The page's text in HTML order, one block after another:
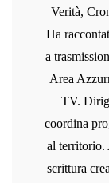
Verità,
Ha
a
Area
TV.
coordina
al territorio.
scrittura